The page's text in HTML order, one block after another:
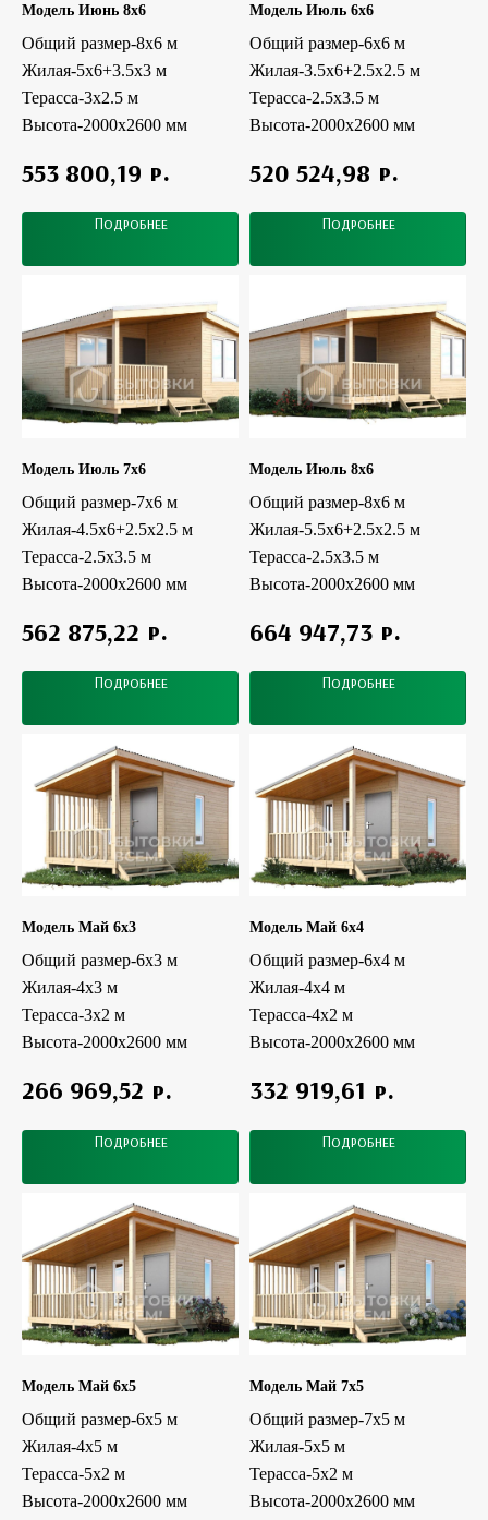
Модель Июнь 8x6
Общий размер-8х6 м
Жилая-5x6+3.5х3 м
Терасса-3x2.5 м
Высота-2000х2600 мм
553 800,19 р.
Подробнее
Модель Июль 6x6
Общий размер-6x6 м
Жилая-3.5x6+2.5х2.5 м
Терасса-2.5x3.5 м
Высота-2000х2600 мм
520 524,98 р.
Подробнее
Модель Июль 7x6
Общий размер-7х6 м
Жилая-4.5x6+2.5х2.5 м
Терасса-2.5x3.5 м
Высота-2000х2600 мм
562 875,22 р.
Подробнее
Модель Июль 8x6
Общий размер-8х6 м
Жилая-5.5x6+2.5х2.5 м
Терасса-2.5x3.5 м
Высота-2000х2600 мм
664 947,73 р.
Подробнее
Модель Май 6x3
Общий размер-6x3 м
Жилая-4x3 м
Терасса-3х2 м
Высота-2000х2600 мм
266 969,52 р.
Подробнее
Модель Май 6x4
Общий размер-6x4 м
Жилая-4x4 м
Терасса-4х2 м
Высота-2000х2600 мм
332 919,61 р.
Подробнее
Модель Май 6x5
Общий размер-6x5 м
Жилая-4x5 м
Терасса-5x2 м
Высота-2000х2600 мм
Модель Май 7x5
Общий размер-7х5 м
Жилая-5x5 м
Терасса-5х2 м
Высота-2000х2600 мм